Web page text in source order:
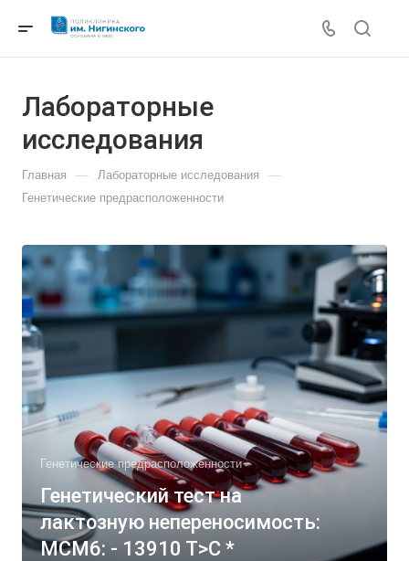
Лабораторные
исследования
Главная — Лабораторные исследования —
Генетические предрасположенности
Генетические предрасположенности
Генетический тест на
лактозную непереносимость:
МСМ6: - 13910 Т>С *